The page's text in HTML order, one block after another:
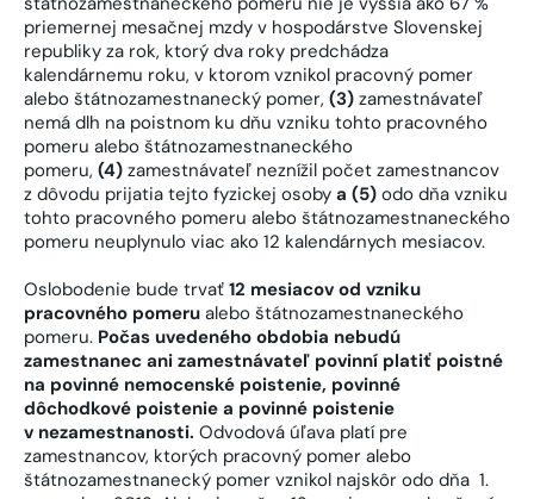
priemernej mesačnej mzdy v hospodárstve Slovenskej
republiky za rok, ktorý dva roky predchádza
kalendárnemu roku, v ktorom vznikol pracovný pomer
alebo štátnozamestnanecký pomer, (3) zamestnávateľ
nemá dlh na poistnom ku dňu vzniku tohto pracovného
pomeru alebo štátnozamestnaneckého
pomeru, (4) zamestnávateľ neznížil počet zamestnancov
z dôvodu prijatia tejto fyzickej osoby a (5) odo dňa vzniku
tohto pracovného pomeru alebo štátnozamestnaneckého
pomeru neuplynulo viac ako 12 kalendárnych mesiacov.
Oslobodenie bude trvať 12 mesiacov od vzniku
pracovného pomeru alebo štátnozamestnaneckého
pomeru. Počas uvedeného obdobia nebudú
zamestnanec ani zamestnávateľ povinní platiť poistné
na povinné nemocenské poistenie, povinné
dôchodkové poistenie a povinné poistenie
v nezamestnanosti. Odvodová úľava platí pre
zamestnancov, ktorých pracovný pomer alebo
štátnozamestnanecký pomer vznikol najskôr odo dňa 1.